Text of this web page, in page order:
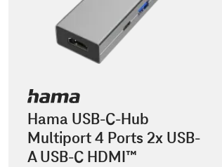
Hama USB-C-Hub
Multiport 4 Ports 2x USB-
A USB-C HDMI™